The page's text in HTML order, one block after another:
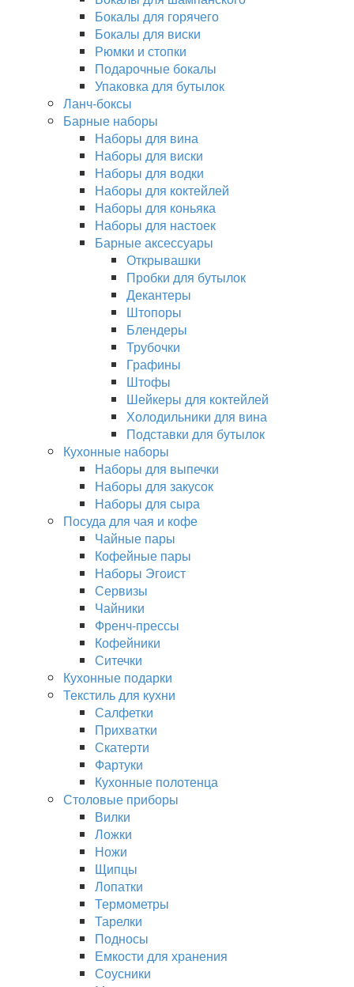
Бокалы для горячего
Бокалы для виски
Рюмки и стопки
Подарочные бокалы
Упаковка для бутылок
Ланч-боксы
Барные наборы
Наборы для вина
Наборы для виски
Наборы для водки
Наборы для коктейлей
Наборы для коньяка
Наборы для настоек
Барные аксессуары
Открывашки
Пробки для бутылок
Декантеры
Штопоры
Блендеры
Трубочки
Графины
Штофы
Шейкеры для коктейлей
Холодильники для вина
Подставки для бутылок
Кухонные наборы
Наборы для выпечки
Наборы для закусок
Наборы для сыра
Посуда для чая и кофе
Чайные пары
Кофейные пары
Наборы Эгоист
Сервизы
Чайники
Френч-прессы
Кофейники
Ситечки
Кухонные подарки
Текстиль для кухни
Салфетки
Прихватки
Скатерти
Фартуки
Кухонные полотенца
Столовые приборы
Вилки
Ложки
Ножи
Щипцы
Лопатки
Термометры
Тарелки
Подносы
Емкости для хранения
Соусники